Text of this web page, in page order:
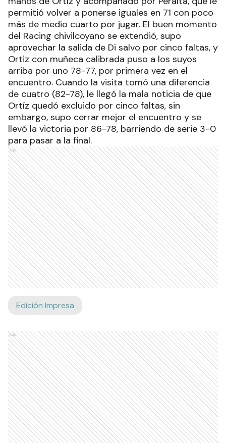
permitió volver a ponerse iguales en 71 con poco
más de medio cuarto por jugar. El buen momento
del Racing chivilcoyano se extendió, supo
aprovechar la salida de Di salvo por cinco faltas, y
Ortiz con muñeca calibrada puso a los suyos
arriba por uno 78-77, por primera vez en el
encuentro. Cuando la visita tomó una diferencia
de cuatro (82-78), le llegó la mala noticia de que
Ortíz quedó excluido por cinco faltas, sin
embargo, supo cerrar mejor el encuentro y se
llevó la victoria por 86-78, barriendo de serie 3-0
para pasar a la final.
Ads
Edición Impresa
Ads